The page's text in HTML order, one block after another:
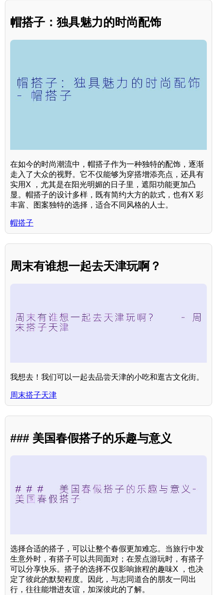
帽搭子：独具魅力的时尚配饰
在如今的时尚潮流中，帽搭子作为一种独特的配饰，逐渐
走入了大众的视野。它不仅能够为穿搭增添亮点，还具有
实用X ，尤其是在阳光明媚的日子里，遮阳功能更加凸
显。帽搭子的设计多样，既有简约大方的款式，也有X 彩
丰富、图案独特的选择，适合不同风格的人士。
帽搭子
周末有谁想一起去天津玩啊？
我想去！我们可以一起去品尝天津的小吃和逛古文化街。
周末搭子天津
### 美国春假搭子的乐趣与意义
选择合适的搭子，可以让整个春假更加难忘。当旅行中发
生意外时，有搭子可以共同面对；在景点游玩时，有搭子
可以分享快乐。搭子的选择不仅影响旅程的趣味X ，也决
定了彼此的默契程度。因此，与志同道合的朋友一同出
行，往往能增进友谊，加深彼此的了解。